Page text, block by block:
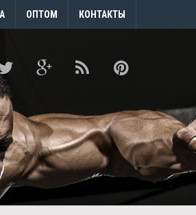
ОПТОМ КОНТАКТЫ